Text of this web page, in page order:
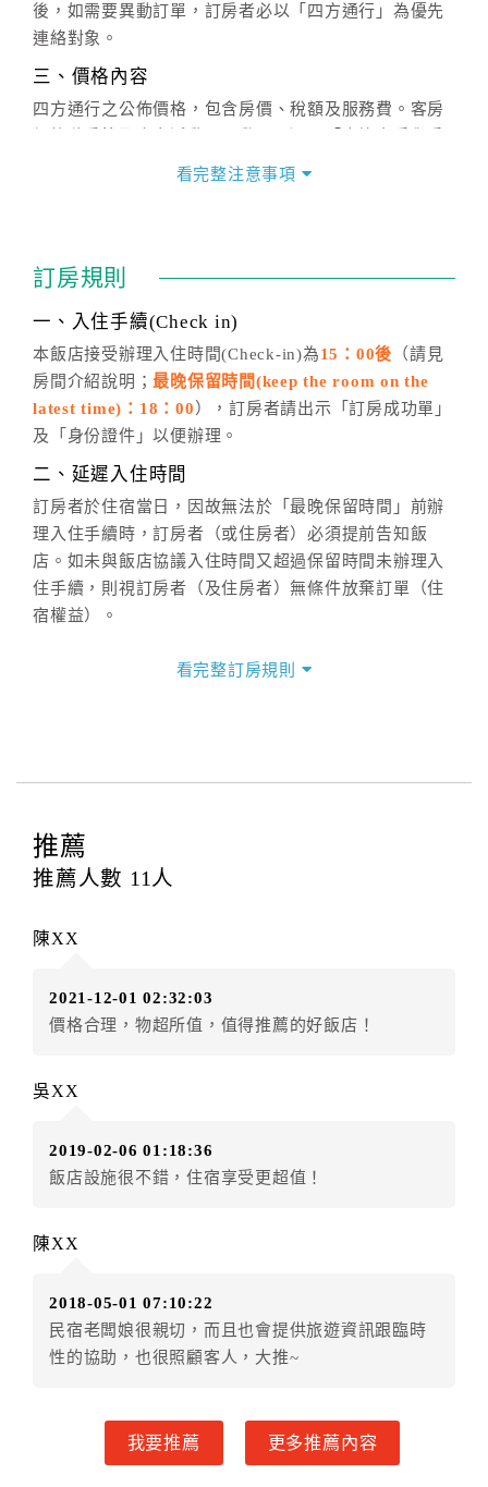
後，如需要異動訂單，訂房者必以「四方通行」為優先
連絡對象。
三、價格內容
四方通行之公佈價格，包含房價、稅額及服務費。客房
價」之當日價格為標準。
話方式異動訂單。
※非客服時間之申辦異動，皆為次日計算及辦理。
五、客服時間
週一至週日，上午9:00～晚上6:00
六、聯絡方式
(07)9682715 。
看完整注意事項
訂房規則
一、入住手續(Check in)
本飯店接受辦理入住時間(Check-in)為15：00後 （請見
房間介紹說明；最晚保留時間(keep the room on the
latest time)：18：00 ），訂房者請出示「訂房成功單」
及「身份證件」以便辦理。
二、延遲入住時間
訂房者於住宿當日，因故無法於「最晚保留時間」前辦
理入住手續時，訂房者（或住房者）必須提前告知飯
店。如未與飯店協議入住時間又超過保留時間未辦理入
住手續，則視訂房者（及住房者）無條件放棄訂單（住
宿權益）。
四、訂單異動
提出申辦不得異動訂單。
每筆訂單異動限定
辦理取消退款。
房者應補足差額。（限原訂飯店）
房者不得要求退其差額。（限原訂飯店）
額3個月
．訂房者使用「保留住宿金額」時，請注意！為避免飯
店客滿，敬請及早計畫，如逾時未提出申辦，視同無條
．每筆訂單異動限定乙次，限原訂飯店，異動完成後不
訂房者應補足差額。 限原訂飯店
．訂單異動後，訂單費用總計小於原訂單費用總計時，
訂房者因故取消訂單辦理退款，依下列標準申辦：
◎住房日14天前辦理者，訂單費用扣除總計0%為手續費
看完整訂房規則
推薦
推薦人數 11 人
陳XX
2021-12-01 02:32:03
價格合理，物超所值，值得推薦的好飯店！
吳XX
2019-02-06 01:18:36
飯店設施很不錯，住宿享受更超值！
陳XX
2018-05-01 07:10:22
民宿老闆娘很親切，而且也會提供旅遊資訊跟臨時
性的協助，也很照顧客人，大推~
我要推薦 更多推薦內容